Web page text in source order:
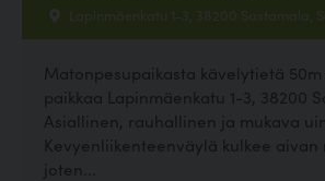
Lapinmäenkatu 1-3, 38200 Sastamala,
Matonpesupaikasta kävelytietä
paikkaa Lapinmäenkatu 1-3, 38200
Asiallinen, rauhallinen ja mukava
Kevyenliikenteenväylä kulkee aivan
joten...